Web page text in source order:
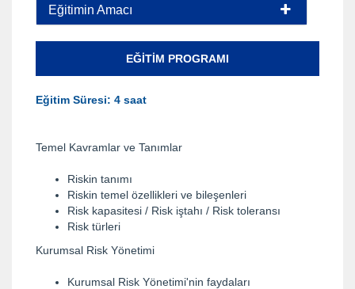
Eğitimin Amacı
EĞITIM PROGRAMI
Eğitim Süresi: 4 saat
Temel Kavramlar ve Tanımlar
Riskin tanımı
Riskin temel özellikleri ve bileşenleri
Risk kapasitesi / Risk iştahı / Risk toleransı
Risk türleri
Kurumsal Risk Yönetimi
Kurumsal Risk Yönetimi'nin faydaları